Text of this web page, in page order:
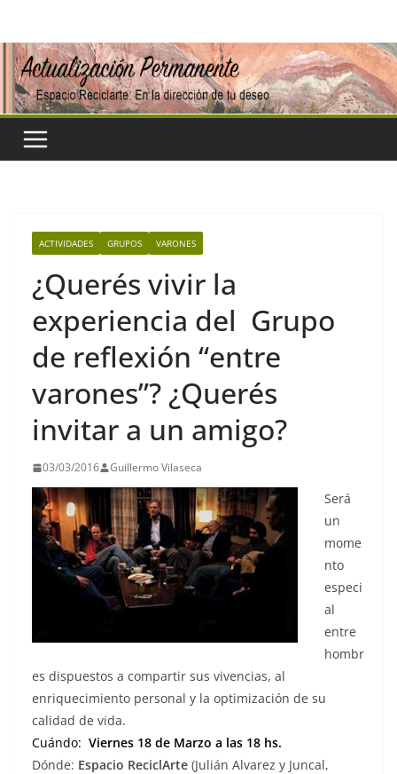
contenido
ACTIVIDADES GRUPOS VARONES
¿Querés vivir la
experiencia del Grupo
de reflexión “entre
varones”? ¿Querés
invitar a un amigo?
03/03/2016 Guillermo Vilaseca
Será
un
mome
nto
especi
al
entre
hombr
es dispuestos a compartir sus vivencias, al
enriquecimiento personal y la optimización de su
calidad de vida.
Cuándo: Viernes 18 de Marzo a las 18 hs.
Dónde: Espacio ReciclArte (Julián Alvarez y Juncal,